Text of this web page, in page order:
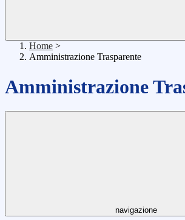
Home >
Amministrazione Trasparente
Amministrazione
navigazione